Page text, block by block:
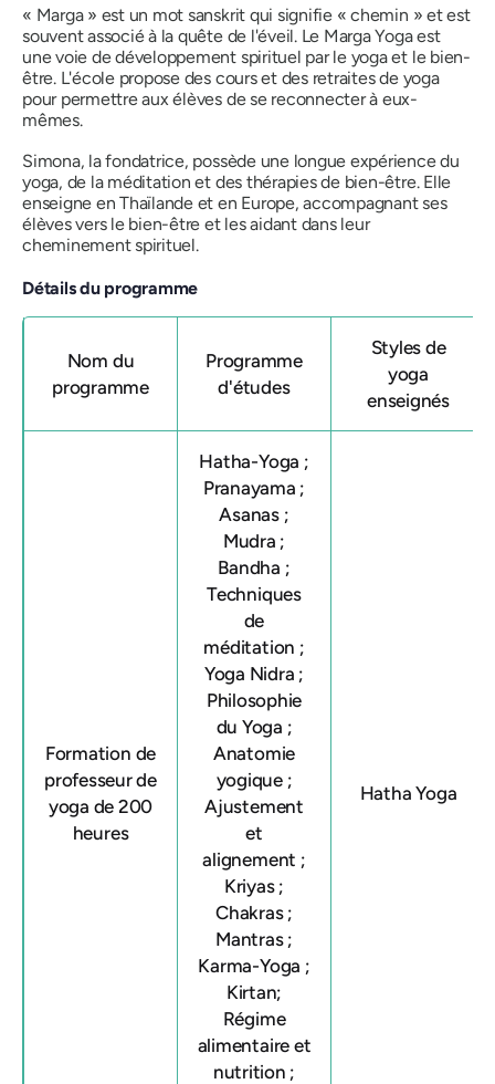
« Marga » est un mot sanskrit qui signifie « chemin » et est
souvent associé à la quête de l'éveil. Le Marga Yoga est
une voie de développement spirituel par le yoga et le bien-
être. L'école propose des cours et des retraites de yoga
pour permettre aux élèves de se reconnecter à eux-
mêmes.
Simona, la fondatrice, possède une longue expérience du
yoga, de la méditation et des thérapies de bien-être. Elle
enseigne en Thaïlande et en Europe, accompagnant ses
élèves vers le bien-être et les aidant dans leur
cheminement spirituel.
Détails du programme
Nom du
programme
Programme
d'études
Styles de
yoga
enseignés
Formation de
professeur de
yoga de 200
heures
Hatha-Yoga ;
Pranayama ;
Asanas ;
Mudra ;
Bandha ;
Techniques
de
méditation ;
Yoga Nidra ;
Philosophie
du Yoga ;
Anatomie
yogique ;
Ajustement
et
alignement ;
Kriyas ;
Chakras ;
Mantras ;
Karma-Yoga ;
Kirtan;
Régime
alimentaire et
nutrition ;
Hatha Yoga